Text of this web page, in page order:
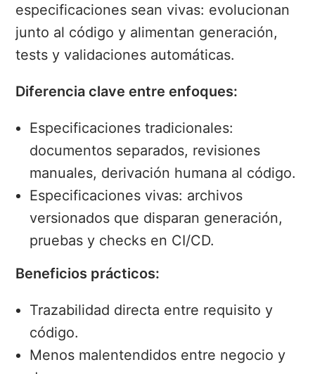
especificaciones sean vivas: evolucionan
junto al código y alimentan generación,
tests y validaciones automáticas.
Diferencia clave entre enfoques:
Especificaciones tradicionales:
documentos separados, revisiones
manuales, derivación humana al código.
Especificaciones vivas: archivos
versionados que disparan generación,
pruebas y checks en CI/CD.
Beneficios prácticos:
Trazabilidad directa entre requisito y
código.
Menos malentendidos entre negocio y